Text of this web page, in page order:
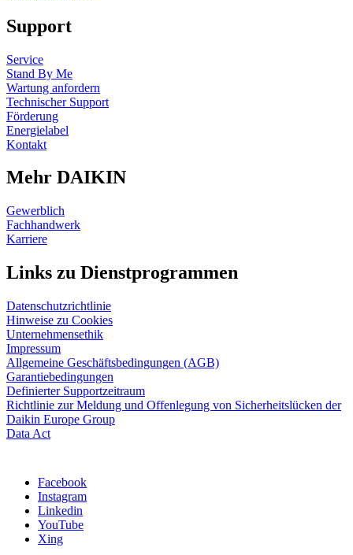
Support
Service
Stand By Me
Wartung anfordern
Technischer Support
Förderung
Energielabel
Kontakt
Mehr DAIKIN
Gewerblich
Fachhandwerk
Karriere
Links zu Dienstprogrammen
Datenschutzrichtlinie
Hinweise zu Cookies
Unternehmensethik
Impressum
Allgemeine Geschäftsbedingungen (AGB)
Garantiebedingungen
Definierter Supportzeitraum
Richtlinie zur Meldung und Offenlegung von Sicherheitslücken der
Daikin Europe Group
Data Act
Facebook
Instagram
Linkedin
YouTube
Xing